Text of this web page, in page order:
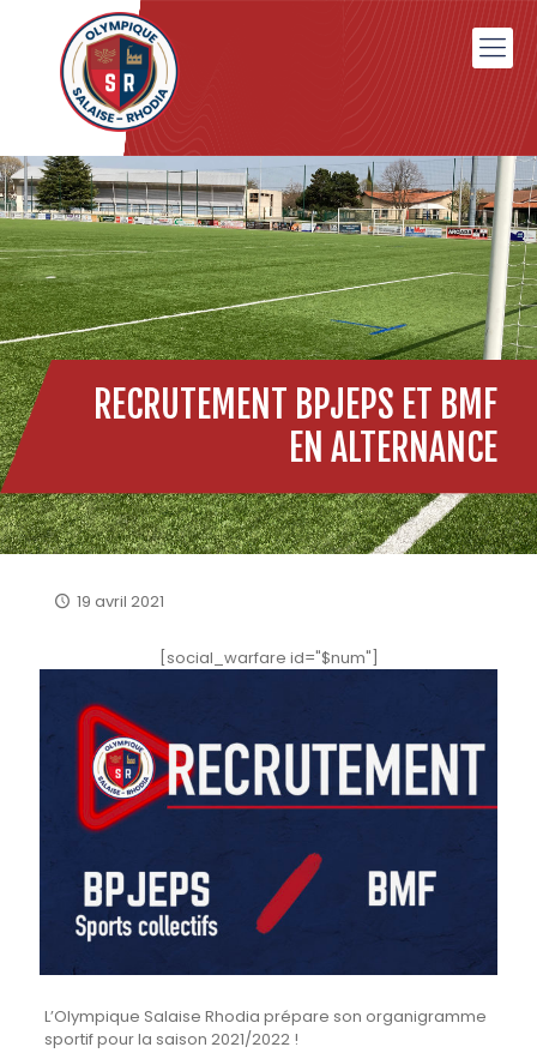
RECRUTEMENT BPJEPS ET BMF
EN ALTERNANCE
19 avril 2021
[social_warfare id="$num"]
L’Olympique Salaise Rhodia prépare son organigramme
sportif pour la saison 2021/2022 !